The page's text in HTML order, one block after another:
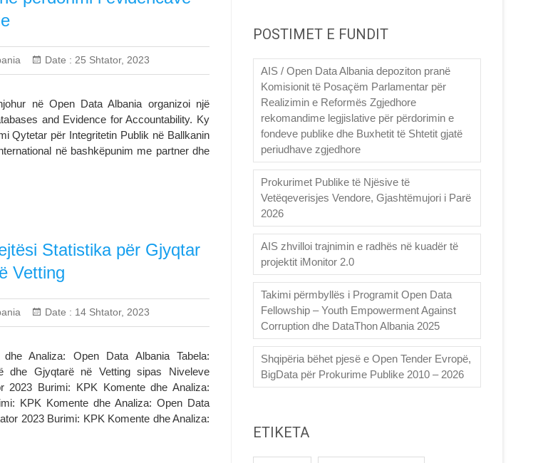
Date : 25 Shtator, 2023
në Open Data Albania organizoi një
and Evidence for Accountability. Ky
Qytetar për Integritetin Publik në Ballkanin
në bashkëpunim me partner dhe
Statistika për Gjyqtar
Vetting
Date : 14 Shtator, 2023
Analiza: Open Data Albania Tabela:
dhe Gjyqtarë në Vetting sipas Niveleve
2023 Burimi: KPK Komente dhe Analiza:
KPK Komente dhe Analiza: Open Data
2023 Burimi: KPK Komente dhe Analiza:
POSTIMET E FUNDIT
AIS / Open Data Albania depoziton pranë
Komisionit të Posaçëm Parlamentar për
Realizimin e Reformës Zgjedhore
rekomandime legjislative për përdorimin e
fondeve publike dhe Buxhetit të Shtetit gjatë
periudhave zgjedhore
Prokurimet Publike të Njësive të
Vetëqeverisjes Vendore, Gjashtëmujori i Parë
2026
AIS zhvilloi trajnimin e radhës në kuadër të
projektit iMonitor 2.0
Takimi përmbyllës i Programit Open Data
Fellowship – Youth Empowerment Against
Corruption dhe DataThon Albania 2025
Shqipëria bëhet pjesë e Open Tender Evropë,
BigData për Prokurime Publike 2010 – 2026
ETIKETA